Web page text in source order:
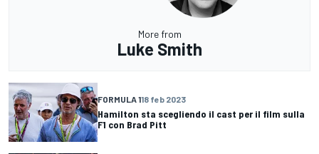
More from
Luke Smith
FORMULA 118 feb 2023
Hamilton sta scegliendo il cast per il film sulla
F1 con Brad Pitt